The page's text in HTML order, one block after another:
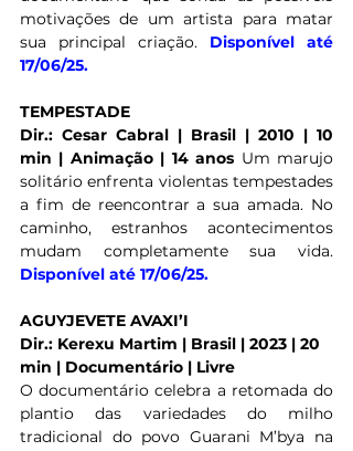
motivações de um artista para matar
sua principal criação. Disponível até
17/06/25.
TEMPESTADE
Dir.: Cesar Cabral | Brasil | 2010 | 10
min | Animação | 14 anos Um marujo
solitário enfrenta violentas tempestades
a fim de reencontrar a sua amada. No
caminho, estranhos acontecimentos
Disponível até 17/06/25.
AGUYJEVETE AVAXI’I
Dir.: Kerexu Martim | Brasil | 2023 | 20
min | Documentário | Livre
O documentário celebra a retomada do
plantio das variedades do milho
tradicional do povo Guarani M’bya na